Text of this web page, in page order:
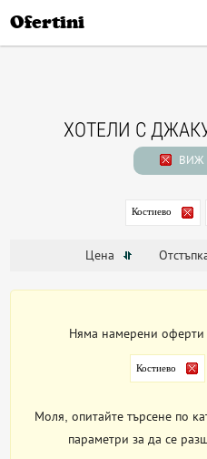
Ofertini
ХОТЕЛИ С
ВИЖ
Костиево
Цена
Няма намерени оферти
Костиево
Моля, опитайте търсене по
параметри за да се